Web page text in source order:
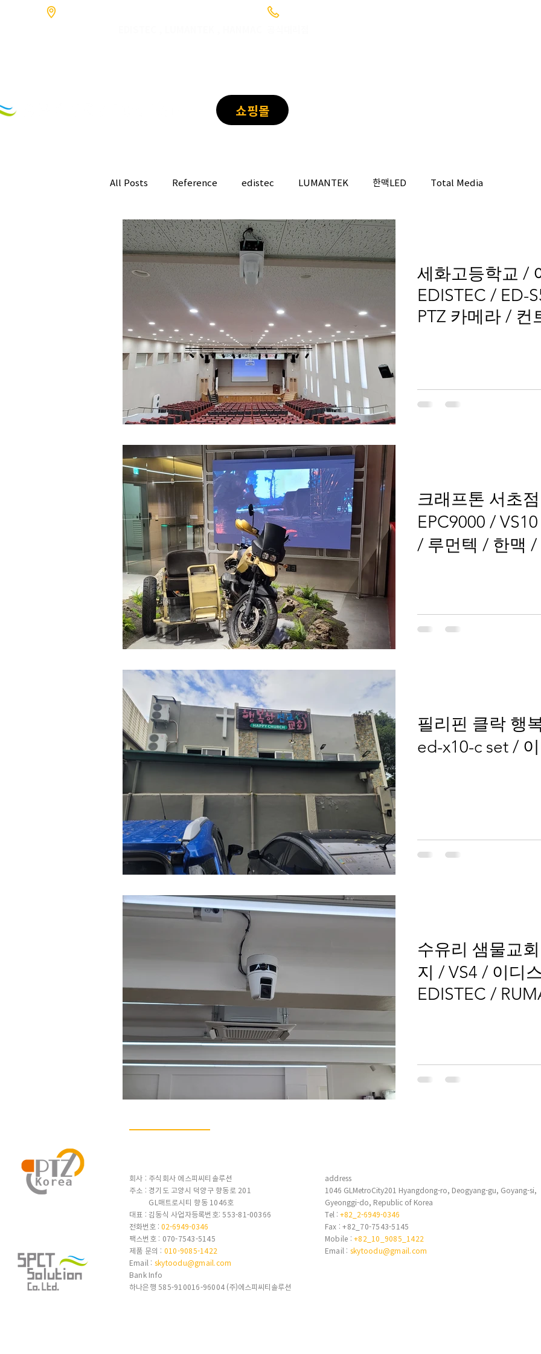
쇼핑몰
All Posts Reference edistec LUMANTEK 한맥LED Total Media
세화고등학교 /
EDISTEC / ED-
PTZ 카메라 / 컨
크래프톤 서초
EPC9000 /
/ 루먼텍 / 한맥 /
필리핀 클락 행
ed-x10-c set /
수유리 샘물교
지 / VS4 / 이디
EDISTEC /
회사 : 주식회사 에스피씨티솔루션
주소 : 경기도 고양시 덕양구 향동로 201
GL매트로시티 향동 1046호
대표 : 김동식 사업자등록번호: 553-81-00366
전화번호 : 02-6949-0346
팩스번호 : 070-7543-5145
제품 문의 : 010-9085-1422
Email : skytoodu@gmail.com
Bank Info
하나은행 585-910016-96004 (주)에스피씨티솔루션
address
1046 GLMetroCity201 Hyangdong-ro, Deogyang-gu, Goyang-si,
Gyeonggi-do, Republic of Korea
Tel : +82_2-6949-0346
Fax : +82_70-7543-5145
Mobile :+82_10_9085_1422
Email : skytoodu@gmail.com